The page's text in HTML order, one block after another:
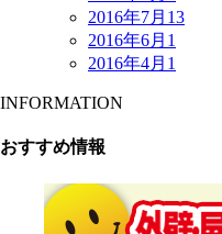
2016年7月 13
2016年6月 1
2016年4月 1
INFORMATION
おすすめ情報